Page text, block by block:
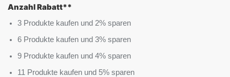
Anzahl Rabatt**
3 Produkte kaufen und 2% sparen
6 Produkte kaufen und 3% sparen
9 Produkte kaufen und 4% sparen
11 Produkte kaufen und 5% sparen